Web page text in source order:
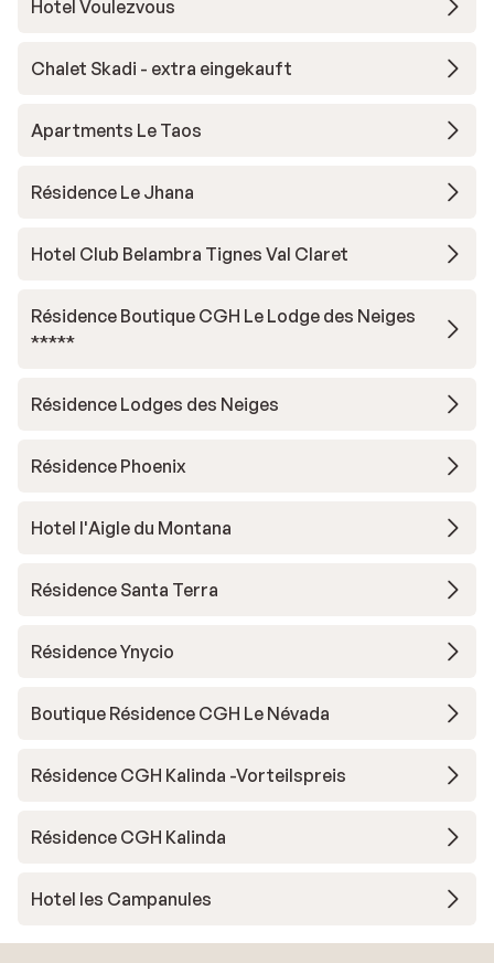
Hotel Voulezvous
Chalet Skadi - extra eingekauft
Apartments Le Taos
Résidence Le Jhana
Hotel Club Belambra Tignes Val Claret
Résidence Boutique CGH Le Lodge des Neiges
*****
Résidence Lodges des Neiges
Résidence Phoenix
Hotel l'Aigle du Montana
Résidence Santa Terra
Résidence Ynycio
Boutique Résidence CGH Le Névada
Résidence CGH Kalinda -Vorteilspreis
Résidence CGH Kalinda
Hotel les Campanules